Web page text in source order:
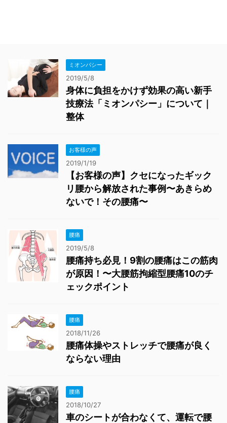
ミオンパシー
2019/5/8
身体に負担をかけず効果の高い新手
技療法「ミオンパシー」について｜
整体
お客様の声
2019/1/19
【お客様の声】クセになったギック
リ腰から解放された事例〜あきらめ
ないで！その腰痛〜
腰痛
2019/5/8
腰痛持ち必見！9割の腰痛はこの筋肉
が原因！〜大腰筋拘縮型腰痛10のチ
ェックポイント
腰痛
2018/11/26
腰痛体操やストレッチで腰痛が良く
ならない理由
腰痛
2018/10/27
車のシートが合わなくて、運転で腰